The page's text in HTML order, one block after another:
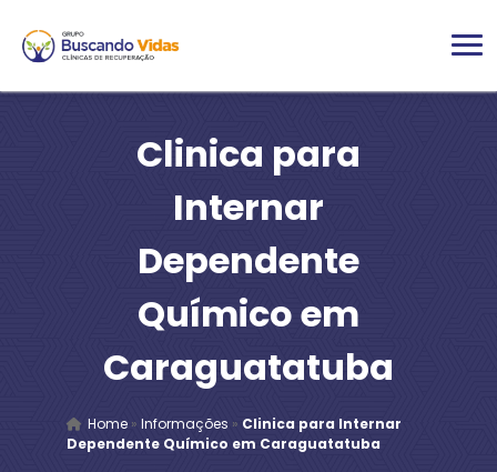
Clinica para
Internar
Dependente
Químico em
Caraguatatuba
Home» Informações » Clinica para Internar
Dependente Químico em Caraguatatuba